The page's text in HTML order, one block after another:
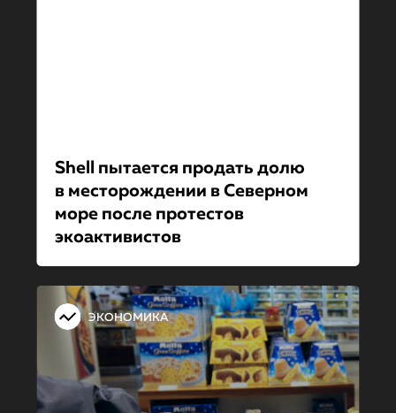
Shell пытается продать долю
в месторожде­нии в Северном
море после протестов
экоактивистов
ЭКОНОМИКА